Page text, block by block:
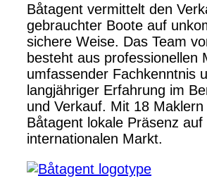
Båtagent vermittelt den
gebrauchter Boote auf
sichere Weise. Das Team
besteht aus professionellen
umfassender Fachkenntnis
langjähriger Erfahrung im
und Verkauf. Mit 18
Båtagent lokale Präsenz auf
internationalen Markt.